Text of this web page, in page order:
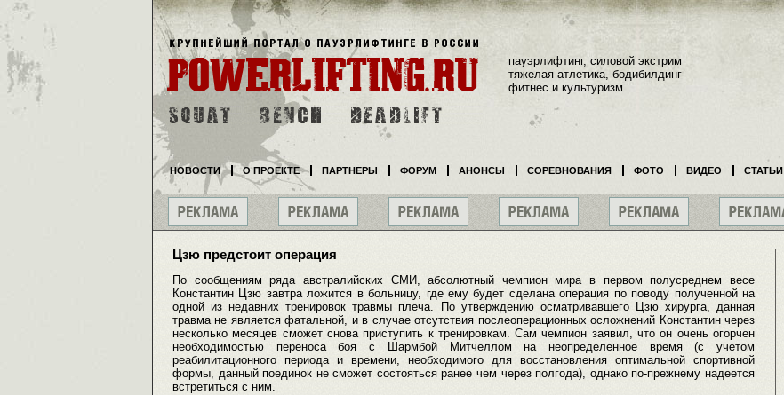
Цзю предстоит операция
По сообщениям ряда австралийских СМИ, абсолютный чемпион мира в первом полусреднем весе
Константин Цзю завтра ложится в больницу, где ему будет сделана операция по поводу полученной на
одной из недавних тренировок травмы плеча. По утверждению осматривавшего Цзю хирурга, данная
травма не является фатальной, и в случае отсутствия послеоперационных осложнений Константин через
несколько месяцев сможет снова приступить к тренировкам. Сам чемпион заявил, что он очень огорчен
необходимостью переноса боя с Шармбой Митчеллом на неопределенное время (с учетом
реабилитационного периода и времени, необходимого для восстановления оптимальной спортивной
формы, данный поединок не сможет состояться ранее чем через полгода), однако по-прежнему надеется
встретиться с ним.
пауэрлифтинг, силовой экстрим
тяжелая атлетика, бодибилдинг
фитнес и культуризм
НОВОСТИ О ПРОЕКТЕ ПАРТНЕРЫ ФОРУМ АНОНСЫ СОРЕВНОВАНИЯ ФОТО ВИДЕО СТАТЬИ